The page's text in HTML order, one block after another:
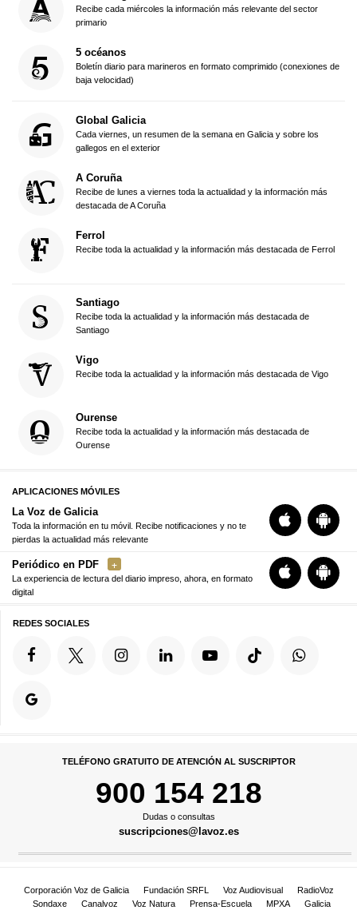
Recibe cada miércoles la información más relevante del sector
primario
5 océanos
Boletín diario para marineros en formato comprimido (conexiones de
baja velocidad)
Global Galicia
Cada viernes, un resumen de la semana en Galicia y sobre los
gallegos en el exterior
A Coruña
Recibe de lunes a viernes toda la actualidad y la información más
destacada de A Coruña
Ferrol
Recibe toda la actualidad y la información más destacada de Ferrol
Santiago
Recibe toda la actualidad y la información más destacada de
Santiago
Vigo
Recibe toda la actualidad y la información más destacada de Vigo
Ourense
Recibe toda la actualidad y la información más destacada de
Ourense
APLICACIONES MÓVILES
La Voz de Galicia
Toda la información en tu móvil. Recibe notificaciones y no te
pierdas la actualidad más relevante
Periódico en PDF
La experiencia de lectura del diario impreso, ahora, en formato
digital
REDES SOCIALES
TELÉFONO GRATUITO DE ATENCIÓN AL SUSCRIPTOR
900 154 218
Dudas o consultas
suscripciones@lavoz.es
Corporación Voz de Galicia Fundación SRFL Voz Audiovisual
RadioVoz
Sondaxe
Canalvoz Voz Natura Prensa-Escuela MPXA
Galicia